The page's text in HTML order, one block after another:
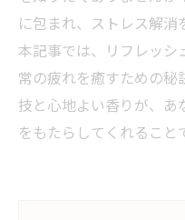
に包まれ、ストレス解消
本記事では、リフレッシ
常の疲れを癒すための秘
技と心地よい香りが、
をもたらしてくれること